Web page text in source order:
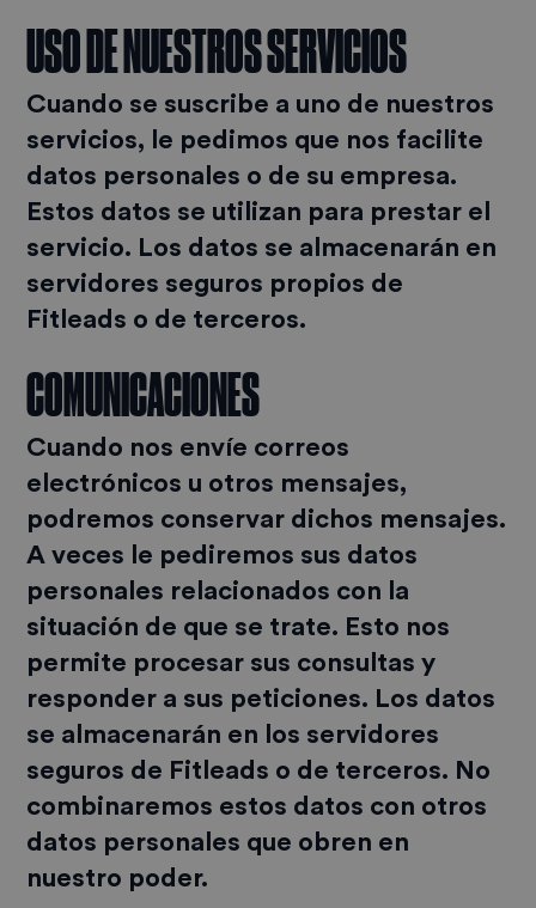
USO DE NUESTROS SERVICIOS
Cuando se suscribe a uno de nuestros
servicios, le pedimos que nos facilite
datos personales o de su empresa.
Estos datos se utilizan para prestar el
servicio. Los datos se almacenarán en
servidores seguros propios de
Fitleads o de terceros.
COMUNICACIONES
Cuando nos envíe correos
electrónicos u otros mensajes,
podremos conservar dichos mensajes.
A veces le pediremos sus datos
personales relacionados con la
situación de que se trate. Esto nos
permite procesar sus consultas y
responder a sus peticiones. Los datos
se almacenarán en los servidores
seguros de Fitleads o de terceros. No
combinaremos estos datos con otros
datos personales que obren en
nuestro poder.